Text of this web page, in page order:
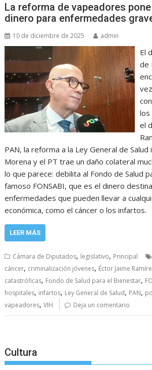
La reforma de vapeadores
dinero para enfermedades
10 de diciembre de 2025 admin
El
de
los
el
PAN, la reforma a la Ley General de
Morena y el PT trae un daño colateral
lo que parece: debilita al Fondo de Salud
famoso FONSABI, que es el dinero
enfermedades que pueden llevar a
económica, como el cáncer o los infartos.
LEER MÁS
Cámara de Diputados, legislativo, Principal
cáncer, criminalización jóvenes, Éctor Jaime
catastróficas, Fondo de Salud para el Bienestar,
hospitales, infartos, Ley General de Salud, PAN,
vapeadores,VIH Deja un comentario
Cultura